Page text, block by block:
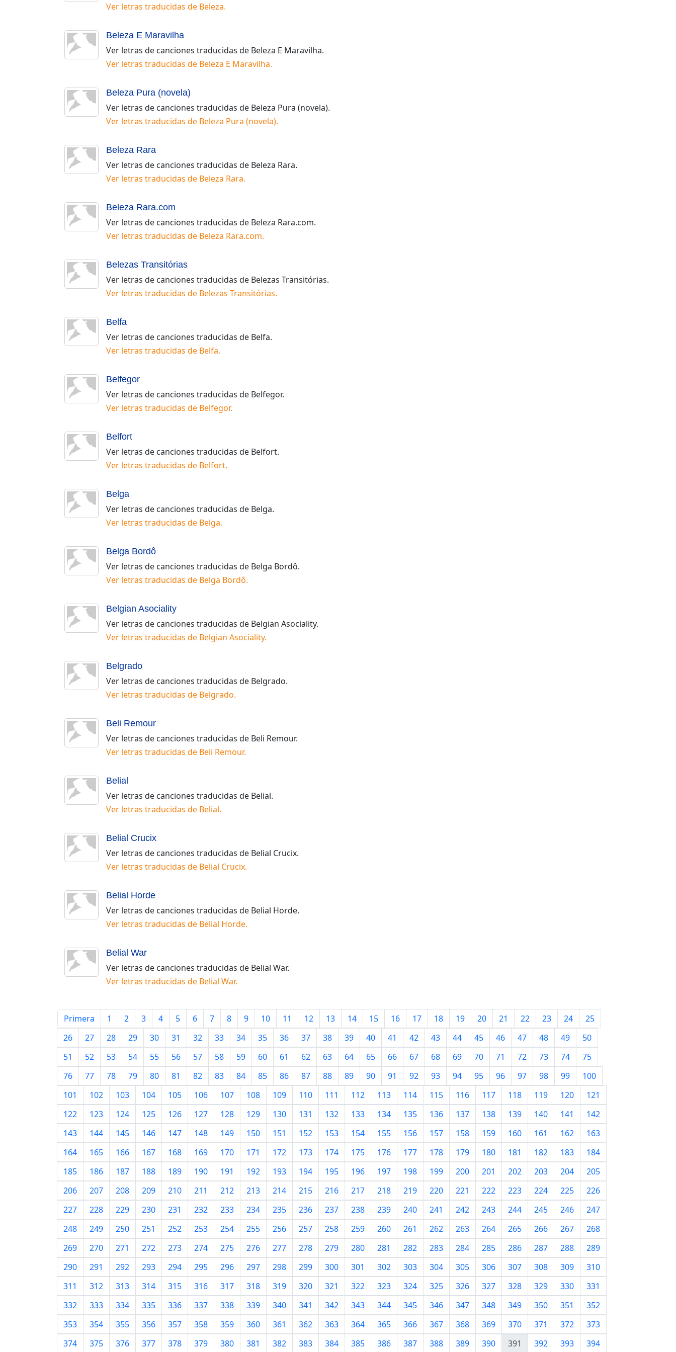
Ver letras traducidas de Beleza.
Beleza E Maravilha
Ver letras de canciones traducidas de Beleza E Maravilha.
Ver letras traducidas de Beleza E Maravilha.
Beleza Pura (novela)
Ver letras de canciones traducidas de Beleza Pura (novela).
Ver letras traducidas de Beleza Pura (novela).
Beleza Rara
Ver letras de canciones traducidas de Beleza Rara.
Ver letras traducidas de Beleza Rara.
Beleza Rara.com
Ver letras de canciones traducidas de Beleza Rara.com.
Ver letras traducidas de Beleza Rara.com.
Belezas Transitórias
Ver letras de canciones traducidas de Belezas Transitórias.
Ver letras traducidas de Belezas Transitórias.
Belfa
Ver letras de canciones traducidas de Belfa.
Ver letras traducidas de Belfa.
Belfegor
Ver letras de canciones traducidas de Belfegor.
Ver letras traducidas de Belfegor.
Belfort
Ver letras de canciones traducidas de Belfort.
Ver letras traducidas de Belfort.
Belga
Ver letras de canciones traducidas de Belga.
Ver letras traducidas de Belga.
Belga Bordô
Ver letras de canciones traducidas de Belga Bordô.
Ver letras traducidas de Belga Bordô.
Belgian Asociality
Ver letras de canciones traducidas de Belgian Asociality.
Ver letras traducidas de Belgian Asociality.
Belgrado
Ver letras de canciones traducidas de Belgrado.
Ver letras traducidas de Belgrado.
Beli Remour
Ver letras de canciones traducidas de Beli Remour.
Ver letras traducidas de Beli Remour.
Belial
Ver letras de canciones traducidas de Belial.
Ver letras traducidas de Belial.
Belial Crucix
Ver letras de canciones traducidas de Belial Crucix.
Ver letras traducidas de Belial Crucix.
Belial Horde
Ver letras de canciones traducidas de Belial Horde.
Ver letras traducidas de Belial Horde.
Belial War
Ver letras de canciones traducidas de Belial War.
Ver letras traducidas de Belial War.
Primera 1 2 3 4 5 6 7 8 9 10 11 12 13 14 15 16 17 18 19 20 21 22 23 24
25
26
27 28 29 30 31 32 33 34 35 36 37 38 39 40 41 42 43 44 45 46 47 48 49
50
51
52 53 54 55 56 57 58 59 60 61 62 63 64 65 66 67 68 69 70 71 72 73 74
75
76
77 78 79 80 81 82 83 84 85 86 87 88 89 90 91 92 93 94 95 96 97 98 99
100
101
102 103 104 105 106 107 108 109 110 111 112 113 114 115 116 117 118 119 120
121
122
123 124 125 126 127 128 129 130 131 132 133 134 135 136 137 138 139 140 141
142
143
144 145 146 147 148 149 150 151 152 153 154 155 156 157 158 159 160 161 162
163
164
165 166 167 168 169 170 171 172 173 174 175 176 177 178 179 180 181 182 183
184
185
186 187 188 189 190 191 192 193 194 195 196 197 198 199 200 201 202 203 204
205
206
207 208 209 210 211 212 213 214 215 216 217 218 219 220 221 222 223 224 225
226
227
228 229 230 231 232 233 234 235 236 237 238 239 240 241 242 243 244 245 246
247
248
249 250 251 252 253 254 255 256 257 258 259 260 261 262 263 264 265 266 267
268
269
270 271 272 273 274 275 276 277 278 279 280 281 282 283 284 285 286 287 288
289
290
291 292 293 294 295 296 297 298 299 300 301 302 303 304 305 306 307 308 309
310
311
312 313 314 315 316 317 318 319 320 321 322 323 324 325 326 327 328 329 330
331
332
333 334 335 336 337 338 339 340 341 342 343 344 345 346 347 348 349 350 351
352
353
354 355 356 357 358 359 360 361 362 363 364 365 366 367 368 369 370 371 372
373
374
375 376 377 378 379 380 381 382 383 384 385 386 387 388 389 390 391 392 393 394